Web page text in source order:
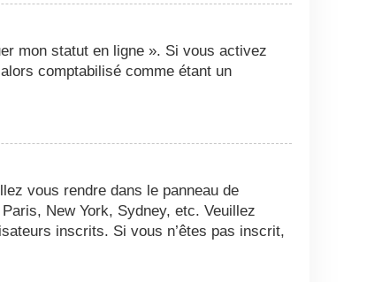
mon statut en ligne ». Si vous activez
comptabilisé comme étant un
vous rendre dans le panneau de
New York, Sydney, etc. Veuillez
inscrits. Si vous n’êtes pas inscrit,